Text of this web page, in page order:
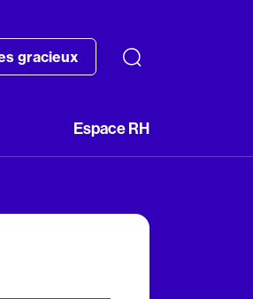
gracieux
Espace RH